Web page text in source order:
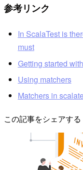
参考リンク
In ScalaTest is
must
Getting started
Using matchers
Matchers in
この記事をシェアする